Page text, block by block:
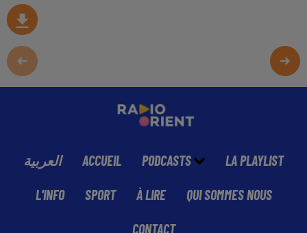
العربية ACCUEIL PODCASTS LA PLAYLIST
L'INFO SPORT À LIRE QUI SOMMES NOUS
CONTACT